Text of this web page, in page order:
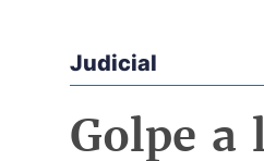
Econoticias y Eventos
Judicial
Golpe a